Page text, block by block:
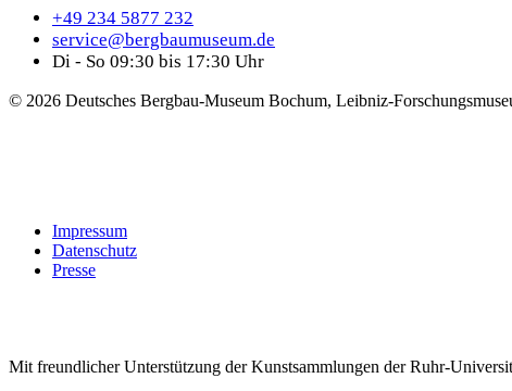
+49 234 5877 232
service@bergbaumuseum.de
Di - So 09:30 bis 17:30 Uhr
© 2026 Deutsches Bergbau-Museum Bochum, Leibniz-
Impressum
Datenschutz
Presse
Mit freundlicher Unterstützung der Kunstsammlungen der Ruhr-